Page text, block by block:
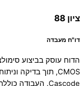
ציון 88
דו"ח מעבדה
הדוח עוסק בביצוע